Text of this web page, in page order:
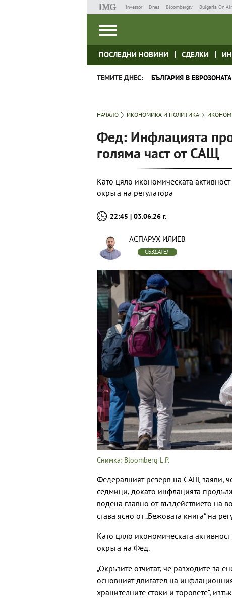
Investor Dnes Bloombergtv Bulgaria On Air
ПОСЛЕДНИ НОВИНИ СДЕЛКИ
ТЕМИТЕ ДНЕС: БЪЛГАРИЯ В ЕВРОЗОНАТА
НАЧАЛО ИКОНОМИКА И ПОЛИТИКА
Фед: Инфлацията
голяма част от САЩ
Като цяло икономическата
окръга на регулатора
22:45 | 03.06.26 г.
АСПАРУХ ИЛИЕВ
СЪЗДАТЕЛ
Снимка: Bloomberg L.P.
Федералният резерв на САЩ заяви,
седмици, докато инфлацията
водена главно от въздействието на
става ясно от „Бежовата книга“ на
Като цяло икономическата
окръга на Фед.
„Окръзите отчитат, че разходите за
основният двигател на
хранителните стоки и торовете“,